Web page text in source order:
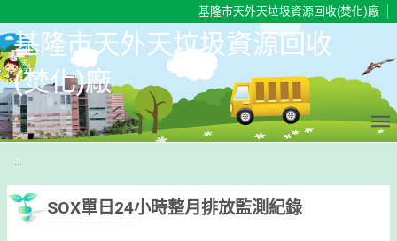
基隆市天外天垃圾資源回收(焚化)廠
基隆市天外天垃圾資源回收
(焚化)廠
:::
SOX單日24小時整月排放監測紀錄